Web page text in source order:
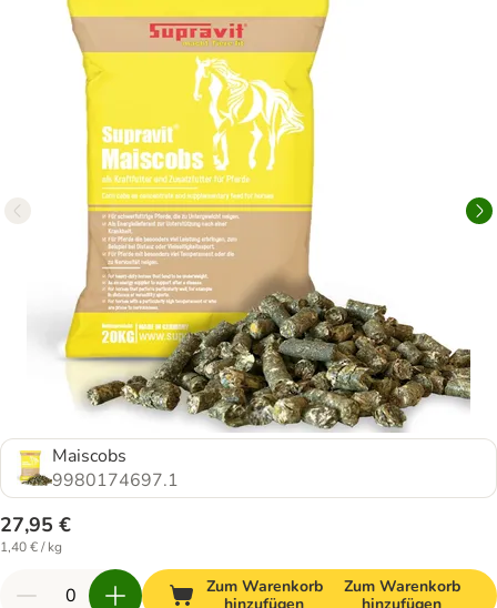
Maiscobs
9980174697.1
27,95 €
1,40 € / kg
Zum Warenkorb
Zum Warenkorb